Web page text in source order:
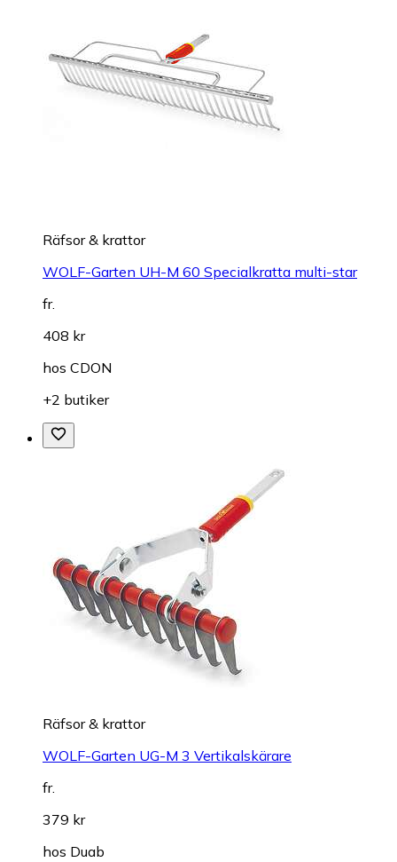
Räfsor & krattor
WOLF-Garten UH-M 60 Specialkratta multi-star
fr.
408 kr
hos CDON
+2 butiker
Räfsor & krattor
WOLF-Garten UG-M 3 Vertikalskärare
fr.
379 kr
hos Duab